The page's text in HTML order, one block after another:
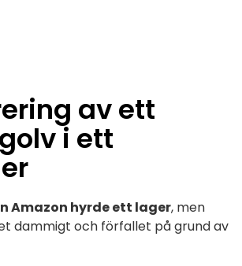
av ett
i ett
Amazon hyrde ett lager, men
dammigt och förfallet på grund av